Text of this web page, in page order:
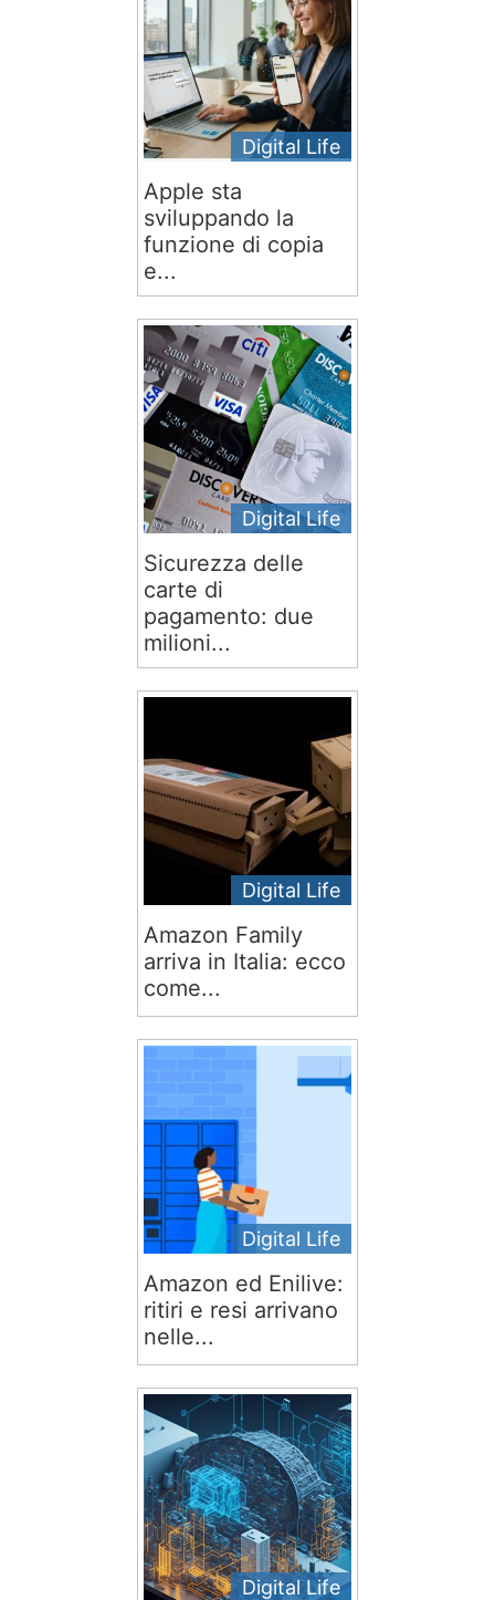
Digital Life
Apple sta
sviluppando la
funzione di copia
e...
Digital Life
Sicurezza delle
carte di
pagamento: due
milioni...
Digital Life
Amazon Family
arriva in Italia: ecco
come...
Digital Life
Amazon ed Enilive:
ritiri e resi arrivano
nelle...
Digital Life